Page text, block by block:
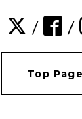
/ /
Top Page